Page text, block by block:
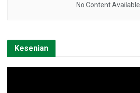
No Content Available
Kesenian